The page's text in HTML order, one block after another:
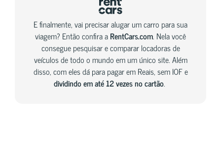
E finalmente, vai precisar alugar um carro para sua
viagem? Então confira aRentCars.com. Nela você
consegue pesquisar e comparar locadoras de
veículos de todo o mundo em um único site. Além
disso, com eles dá para pagar em Reais, sem IOF e
dividindo em até 12 vezes no cartão.